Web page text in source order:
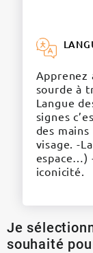
Apprenez
sourde à
Langue
signes
des mains
visage. -
espace…)
iconicité.
Je
souhaité